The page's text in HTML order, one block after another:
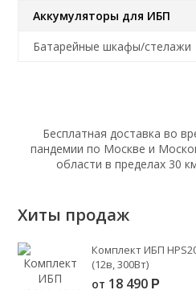
Аккумуляторы для ИБП
Батарейные шкафы/стелажи
Бесплатная доставка во
пандемии по Москве и
области в пределах 30
Хиты продаж
Комплект ИБП
(12в, 300Вт)
от 18 490 Р